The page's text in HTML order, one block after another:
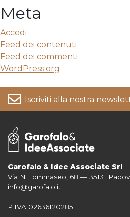
Meta
Accedi
Feed dei contenuti
Feed dei commenti
WordPress.org
Iscriviti alla nostra
Per informazioni su come vengono
Privacy Policy
Garofalo & Idee Associate Srl
Via N. Tommaseo, 68 — 35131
info@garofalo.it
P.IVA 02636120285